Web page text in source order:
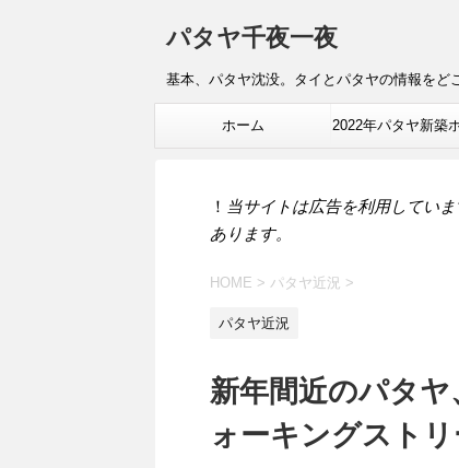
パタヤ千夜一夜
基本、パタヤ沈没。タイとパタヤの情報をど
ホーム 2022年パタヤ新築
！ 当サイトは広告を利用してい
あります。
HOME > パタヤ近況 >
パタヤ近況
新年間近のパタ
ォーキングストリ